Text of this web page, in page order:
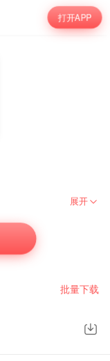
打开APP
展开
批量下载